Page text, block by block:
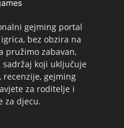
gejming portal
bez obzira na
pružimo zabavan,
koji uključuje
gejming
za roditelje i
za djecu.